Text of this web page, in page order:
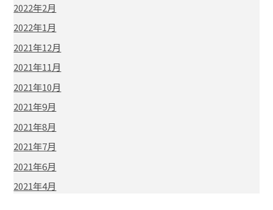
2022年2月
2022年1月
2021年12月
2021年11月
2021年10月
2021年9月
2021年8月
2021年7月
2021年6月
2021年4月